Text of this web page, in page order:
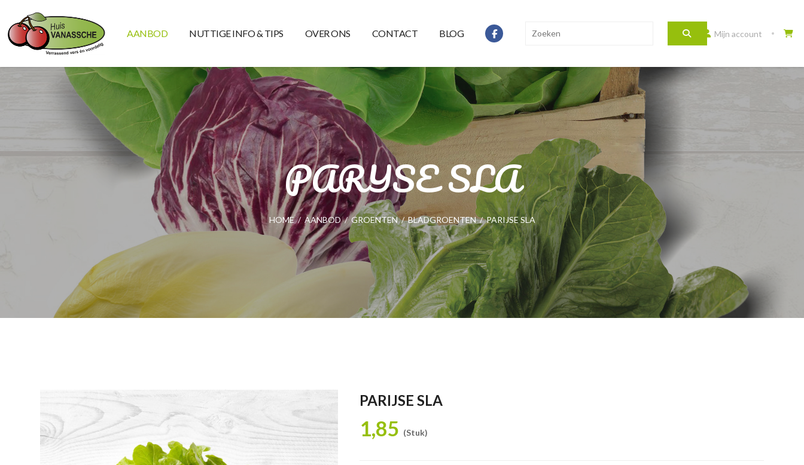
AANBOD NUTTIGE INFO & TIPS OVER ONS CONTACT BLOG Mijn account
PARIJSE SLA
HOME / AANBOD / GROENTEN / BLADGROENTEN / PARIJSE SLA
PARIJSE SLA
1,85 (Stuk)